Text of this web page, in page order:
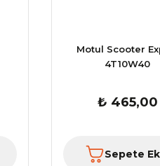
Motul Scooter
4T10W40
₺ 465,00
Sepete